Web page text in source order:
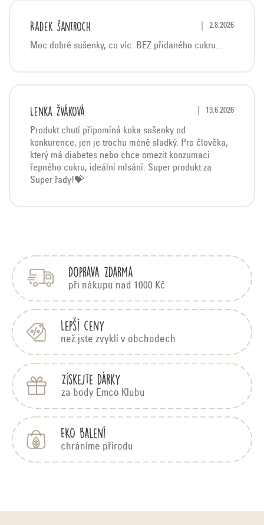
i
s
e
n
Radek Šantroch Hodnocení
2.8.2026
Moc dobré sušenky, co víc: BEZ přidaného cukru...
Lenka Žváková Hodnocení
13.6.2026
Produkt chutí připomíná koka sušenky od
konkurence, jen je trochu méně sladký. Pro člověka,
který má diabetes nebo chce omezit konzumaci
řepného cukru, ideální mlsání. Super produkt za
Super řady!💝
Doprava zdarma
při nákupu nad 1000 Kč
Lepší ceny
než jste zvyklí v obchodech
Získejte dárky
za body Emco Klubu
EKO balení
chráníme přírodu